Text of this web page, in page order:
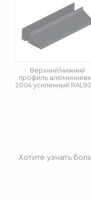
Верхний/нижний
профиль
2004 усиленный
Хотите узнать